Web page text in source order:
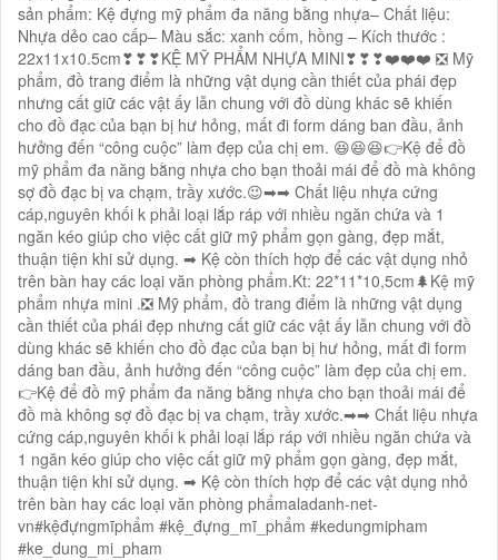
sản phẩm: Kệ đựng mỹ phẩm đa năng bằng nhựa– Chất liệu:
Nhựa dẻo cao cấp– Màu sắc: xanh cốm, hồng – Kích thước :
22x11x10.5cm❣❣❣KỆ MỸ PHẨM NHỰA MINI❣❣❣❤️❤️❤️ ❎ Mỹ
phẩm, đồ trang điểm là những vật dụng cần thiết của phái đẹp
nhưng cất giữ các vật ấy lẫn chung với đồ dùng khác sẽ khiến
cho đồ đạc của bạn bị hư hỏng, mất đi form dáng ban đầu, ảnh
hưởng đến “công cuộc” làm đẹp của chị em. 😆😆😆👉Kệ để đồ
mỹ phẩm đa năng bằng nhựa cho bạn thoải mái để đồ mà không
sợ đồ đạc bị va chạm, trầy xước.😉➡➡ Chất liệu nhựa cứng
cáp,nguyên khối k phải loại lắp ráp với nhiều ngăn chứa và 1
ngăn kéo giúp cho việc cất giữ mỹ phẩm gọn gàng, đẹp mắt,
thuận tiện khi sử dụng. ➡ Kệ còn thích hợp để các vật dụng nhỏ
trên bàn hay các loại văn phòng phẩm.Kt: 22*11*10,5cm🌲Kệ mỹ
phẩm nhựa mini .❎ Mỹ phẩm, đồ trang điểm là những vật dụng
cần thiết của phái đẹp nhưng cất giữ các vật ấy lẫn chung với đồ
dùng khác sẽ khiến cho đồ đạc của bạn bị hư hỏng, mất đi form
dáng ban đầu, ảnh hưởng đến “công cuộc” làm đẹp của chị em.
👉Kệ để đồ mỹ phẩm đa năng bằng nhựa cho bạn thoải mái để
đồ mà không sợ đồ đạc bị va chạm, trầy xước.➡➡ Chất liệu nhựa
cứng cáp,nguyên khối k phải loại lắp ráp với nhiều ngăn chứa và
1 ngăn kéo giúp cho việc cất giữ mỹ phẩm gọn gàng, đẹp mắt,
thuận tiện khi sử dụng. ➡ Kệ còn thích hợp để các vật dụng nhỏ
trên bàn hay các loại văn phòng phẩmaladanh-net-
vn#kệđựngmĩphẩm #kệ_đựng_mĩ_phẩm #kedungmipham
#ke_dung_mi_pham